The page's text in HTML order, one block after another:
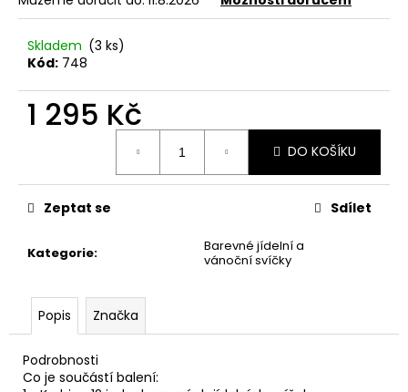
Skladem (3 ks)
Kód: 748
1 295 Kč
DO KOŠÍKU
Kategorie:
Barevné jídelní a
vánoční svíčky
Zeptat se Sdílet
Popis Značka
Podrobnosti
Co je součástí balení:
100G
835
Kč